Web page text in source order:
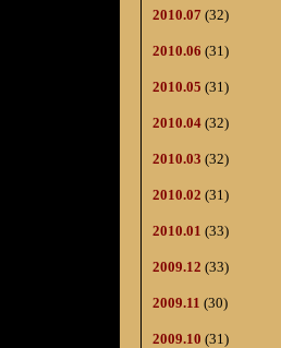
2010.07 (32)
2010.06 (31)
2010.05 (31)
2010.04 (32)
2010.03 (32)
2010.02 (31)
2010.01 (33)
2009.12 (33)
2009.11 (30)
2009.10 (31)